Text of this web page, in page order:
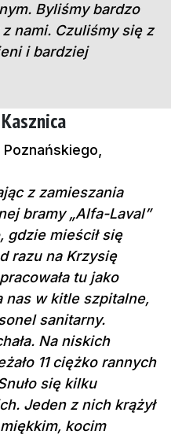
Byliśmy bardzo
nami. Czuliśmy się z
i bardziej
z zamieszania
bramy „Alfa-Laval”
gdzie mieścił się
razu na Krzysię
tu jako
nas w kitle szpitalne,
sanitarny.
Na niskich
11 ciężko rannych
się kilku
Jeden z nich krążył
kocim